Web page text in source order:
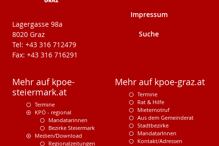
KPÖ-Steiermark
Lagergasse 98a
8020 Graz
Tel: +43 316 712479
Fax: +43 316 716291
Impressum
Suche
Mehr auf kpoe-
steiermark.at
Termine
KPÖ - regional
Mandatarinnen
Bezirke Steiermark
Medien/Download
Regionalzeitungen
Mehr auf kpoe-graz.at
Termine
Rat & Hilfe
Mieternotruf
Aus dem Gemeinderat
Stadtbezirke
MandatarInnen
Kontakt/Adressen